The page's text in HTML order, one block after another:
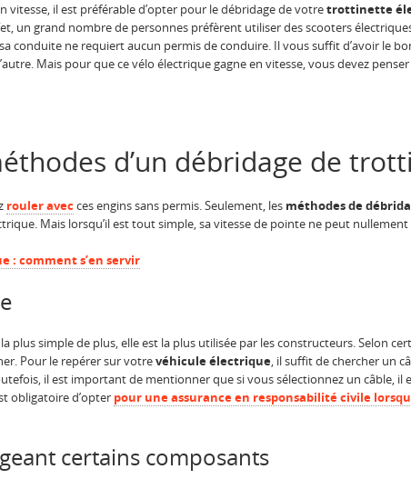
vitesse, il est préférable d’opter pour le débridage de votretrottinette
un grand nombre de personnes préfèrent utiliser des scooters
conduite ne requiert aucun permis de conduire. Il vous suffit d’avoir le
Mais pour que ce vélo électrique gagne en vitesse, vous devez penser
d’un débridage de
rouler avec ces engins sans permis. Seulement, les méthodes de
Mais lorsqu’il est tout simple, sa vitesse de pointe ne peut
: comment s’en servir
plus simple de plus, elle est la plus utilisée par les constructeurs. Selon
Pour le repérer sur votrevéhicule électrique, il suffit de chercher un
il est important de mentionner que si vous sélectionnez un câble, il
obligatoire d’opter pour une assurance en responsabilité civile
certains composants